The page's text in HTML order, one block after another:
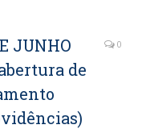
JUNHO
de
0